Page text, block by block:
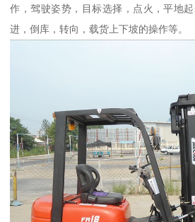
作，驾驶姿势，目标选择，点火，平地
进，倒库，转向，载货上下坡的操作等。